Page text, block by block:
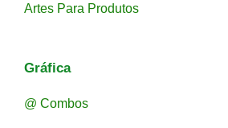
Artes Para Produtos
Gráfica
@ Combos